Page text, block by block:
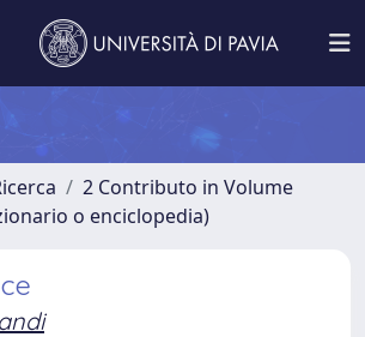
2 Contributo in Volume
o enciclopedia)